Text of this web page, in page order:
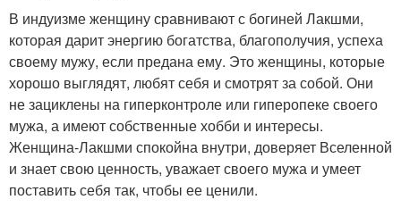
В индуизме женщину сравнивают с богиней Лакшми,
которая дарит энергию богатства, благополучия, успеха
своему мужу, если предана ему. Это женщины, которые
хорошо выглядят, любят себя и смотрят за собой. Они
не зациклены на гиперконтроле или гиперопеке своего
мужа, а имеют собственные хобби и интересы.
Женщина-Лакшми спокойна внутри, доверяет Вселенной
и знает свою ценность, уважает своего мужа и умеет
поставить себя так, чтобы ее ценили.